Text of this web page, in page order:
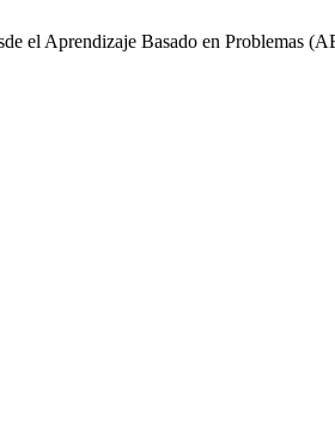
el Aprendizaje Basado en Problemas